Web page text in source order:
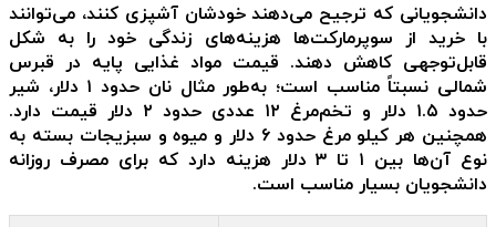
دانشجویانی که ترجیح می‌دهند خودشان آشپزی کنند، می‌توانند
با خرید از سوپرمارکت‌ها هزینه‌های زندگی خود را به شکل
قابل‌توجهی کاهش دهند. قیمت مواد غذایی پایه در قبرس
شمالی نسبتاً مناسب است؛ به‌طور مثال نان حدود ۱ دلار، شیر
حدود ۱.۵ دلار و تخم‌مرغ ۱۲ عددی حدود ۲ دلار قیمت دارد.
همچنین هر کیلو مرغ حدود ۶ دلار و میوه و سبزیجات بسته به
نوع آن‌ها بین ۱ تا ۳ دلار هزینه دارد که برای مصرف روزانه
دانشجویان بسیار مناسب است.